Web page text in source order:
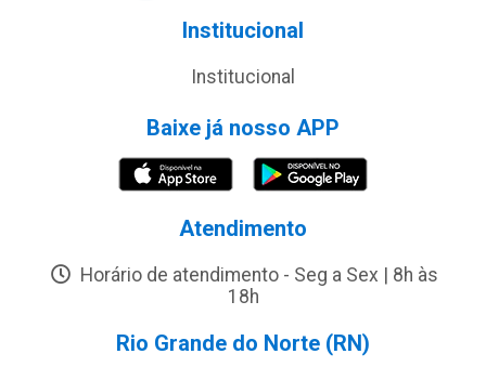
Institucional
Institucional
Baixe já nosso APP
Atendimento
Horário de atendimento - Seg a Sex | 8h às
18h
Rio Grande do Norte (RN)